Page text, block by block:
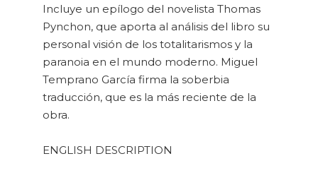
Incluye un epílogo del novelista Thomas
Pynchon, que aporta al análisis del libro su
personal visión de los totalitarismos y la
paranoia en el mundo moderno. Miguel
Temprano García firma la soberbia
traducción, que es la más reciente de la
obra.
ENGLISH DESCRIPTION